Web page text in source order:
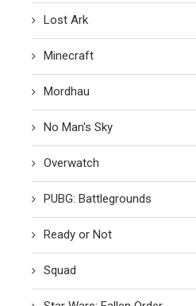
Lost Ark
Minecraft
Mordhau
No Man's Sky
Overwatch
PUBG: Battlegrounds
Ready or Not
Squad